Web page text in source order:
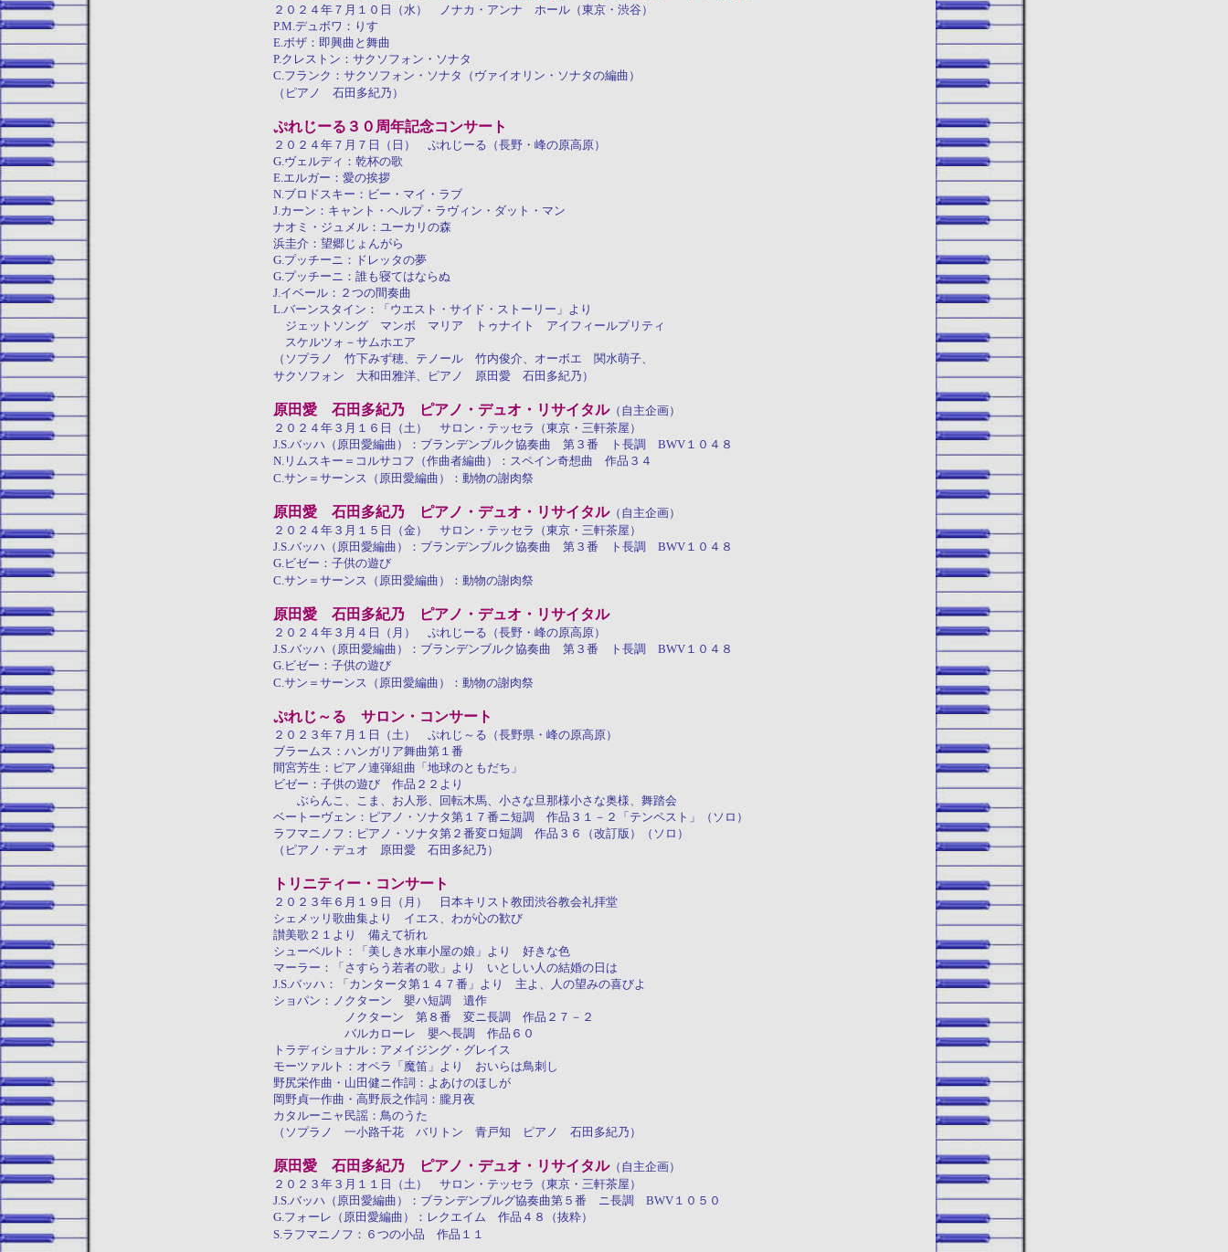
２０２４年７月１０日（水） ノナカ・アンナ ホール（東京・渋谷）
P.M.デュボワ：りす
E.ボザ：即興曲と舞曲
P.クレストン：サクソフォン・ソナタ
C.フランク：サクソフォン・ソナタ（ヴァイオリン・ソナタの編曲）
（ピアノ 石田多紀乃）
ぷれじーる３０周年記念コンサート
２０２４年７月７日（日） ぷれじーる（長野・峰の原高原）
G.ヴェルディ：乾杯の歌
E.エルガー：愛の挨拶
N.ブロドスキー：ビー・マイ・ラブ
J.カーン：キャント・ヘルプ・ラヴィン・ダット・マン
ナオミ・ジュメル：ユーカリの森
浜圭介：望郷じょんがら
G.プッチーニ：ドレッタの夢
G.プッチーニ：誰も寝てはならぬ
J.イベール：２つの間奏曲
L.バーンスタイン：「ウエスト・サイド・ストーリー」より
ジェットソング マンボ マリア トゥナイト アイフィールプリティ
スケルツォ－サムホエア
（ソプラノ 竹下みず穂、テノール 竹内俊介、オーボエ 関水萌子、
サクソフォン 大和田雅洋、ピアノ 原田愛 石田多紀乃）
原田愛 石田多紀乃 ピアノ・デュオ・リサイタル（自主企画）
２０２４年３月１６日（土） サロン・テッセラ（東京・三軒茶屋）
J.S.バッハ（原田愛編曲）：ブランデンブルク協奏曲 第３番 ト長調 BWV１０４８
N.リムスキー＝コルサコフ（作曲者編曲）：スペイン奇想曲 作品３４
C.サン＝サーンス（原田愛編曲）：動物の謝肉祭
原田愛 石田多紀乃 ピアノ・デュオ・リサイタル（自主企画）
２０２４年３月１５日（金） サロン・テッセラ（東京・三軒茶屋）
J.S.バッハ（原田愛編曲）：ブランデンブルク協奏曲 第３番 ト長調 BWV１０４８
G.ビゼー：子供の遊び
C.サン＝サーンス（原田愛編曲）：動物の謝肉祭
原田愛 石田多紀乃 ピアノ・デュオ・リサイタル
２０２４年３月４日（月） ぷれじーる（長野・峰の原高原）
J.S.バッハ（原田愛編曲）：ブランデンブルク協奏曲 第３番 ト長調 BWV１０４８
G.ビゼー：子供の遊び
C.サン＝サーンス（原田愛編曲）：動物の謝肉祭
ぷれじ～る サロン・コンサート
２０２３年７月１日（土） ぷれじ～る（長野県・峰の原高原）
ブラームス：ハンガリア舞曲第１番
間宮芳生：ピアノ連弾組曲「地球のともだち」
ビゼー：子供の遊び 作品２２より
ぶらんこ、こま、お人形、回転木馬、小さな旦那様小さな奥様、舞踏会
ベートーヴェン：ピアノ・ソナタ第１７番ニ短調 作品３１－２「テンペスト」（ソロ）
ラフマニノフ：ピアノ・ソナタ第２番変ロ短調 作品３６（改訂版）（ソロ）
（ピアノ・デュオ 原田愛 石田多紀乃）
トリニティー・コンサート
２０２３年６月１９日（月） 日本キリスト教団渋谷教会礼拝堂
シェメッリ歌曲集より イエス、わが心の歓び
讃美歌２１より 備えて祈れ
シューベルト：「美しき水車小屋の娘」より 好きな色
マーラー：「さすらう若者の歌」より いとしい人の結婚の日は
J.S.バッハ：「カンタータ第１４７番」より 主よ、人の望みの喜びよ
ショパン：ノクターン 嬰ハ短調 遺作
ノクターン 第８番 変ニ長調 作品２７－２
バルカローレ 嬰ヘ長調 作品６０
トラディショナル：アメイジング・グレイス
モーツァルト：オペラ「魔笛」より おいらは鳥刺し
野尻栄作曲・山田健ニ作詞：よあけのほしが
岡野貞一作曲・高野辰之作詞：朧月夜
カタルーニャ民謡：鳥のうた
（ソプラノ 一小路千花 バリトン 青戸知 ピアノ 石田多紀乃）
原田愛 石田多紀乃 ピアノ・デュオ・リサイタル（自主企画）
２０２３年３月１１日（土） サロン・テッセラ（東京・三軒茶屋）
J.S.バッハ（原田愛編曲）：ブランデンブルグ協奏曲第５番 ニ長調 BWV１０５０
G.フォーレ（原田愛編曲）：レクエイム 作品４８（抜粋）
S.ラフマニノフ：６つの小品 作品１１